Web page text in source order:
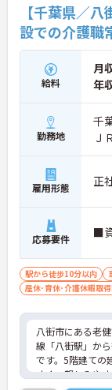
【千葉県／
設での介護職
給料
月
年
勤務地
千
Ｊ
雇用形態 正
応募要件 ■
駅から徒歩10分以内
産休･育休･介護休暇取
八街市にある老
線「八街駅」か
です。5階建ての
すく、親しみや